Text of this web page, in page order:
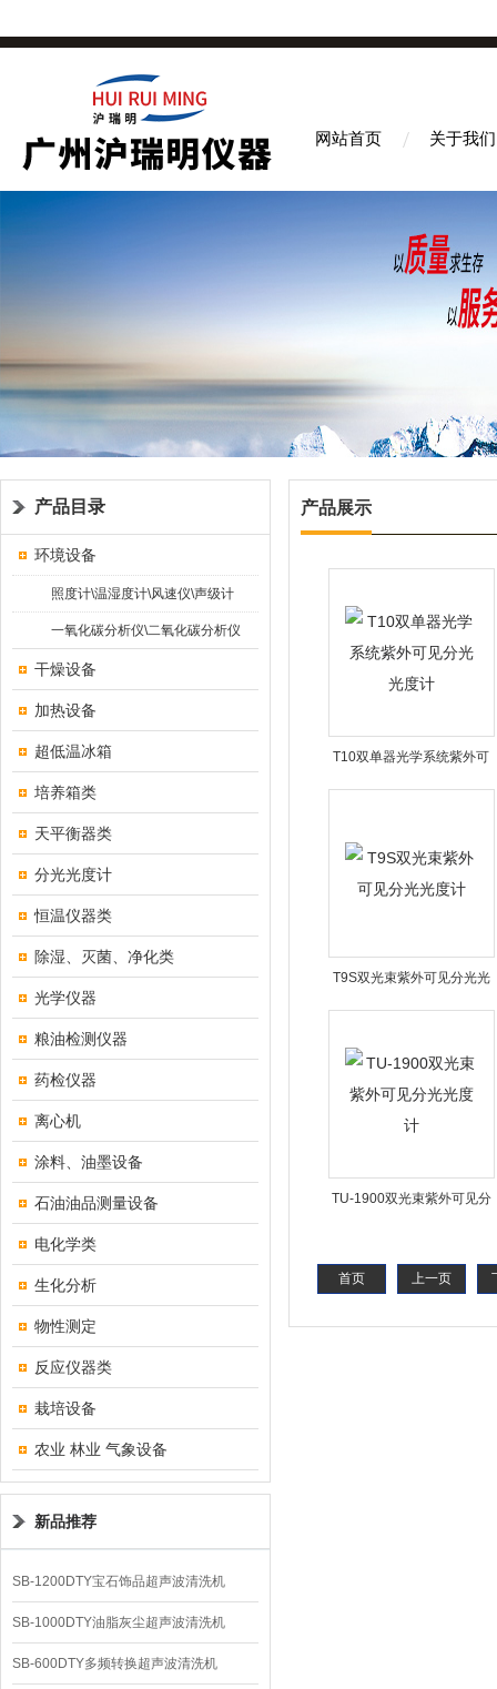
网站首页 关于我们
产品目录
环境设备
照度计\温湿度计\风速仪\声级计
一氧化碳分析仪\二氧化碳分析仪
干燥设备
加热设备
超低温冰箱
培养箱类
天平衡器类
分光光度计
恒温仪器类
除湿、灭菌、净化类
光学仪器
粮油检测仪器
药检仪器
离心机
涂料、油墨设备
石油油品测量设备
电化学类
生化分析
物性测定
反应仪器类
栽培设备
农业 林业 气象设备
新品推荐
SB-1200DTY宝石饰品超声波清洗机
SB-1000DTY油脂灰尘超声波清洗机
SB-600DTY多频转换超声波清洗机
产品展示
T10双单器光学系统紫外可
见分光光度计
T9S双光束紫外可见分光光
度计
TU-1900双光束紫外可见分
首页 上一页